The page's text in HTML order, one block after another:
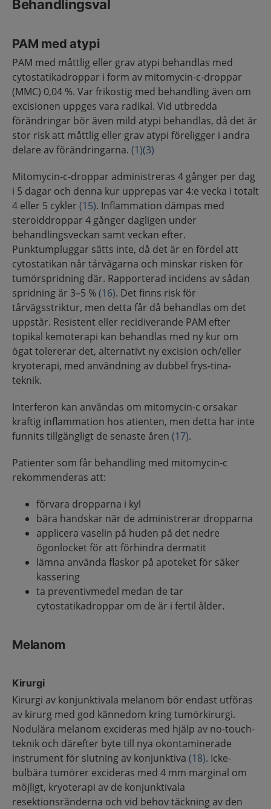
Behandlingsval
PAM med atypi
PAM med måttlig eller grav atypi behandlas med
cytostatikadroppar i form av mitomycin-c-droppar
(MMC) 0,04 %. Var frikostig med behandling även om
excisionen uppges vara radikal. Vid utbredda
förändringar bör även mild atypi behandlas, då det är
stor risk att måttlig eller grav atypi föreligger i andra
delare av förändringarna. (1)(3)
Mitomycin-c-droppar administreras 4 gånger per dag
i 5 dagar och denna kur upprepas var 4:e vecka i totalt
4 eller 5 cykler (15). Inflammation dämpas med
steroiddroppar 4 gånger dagligen under
behandlingsveckan samt veckan efter.
Punktumpluggar sätts inte, då det är en fördel att
cytostatikan når tårvägarna och minskar risken för
tumörspridning där. Rapporterad incidens av sådan
spridning är 3–5 %(16). Det finns risk för
tårvägsstriktur, men detta får då behandlas om det
uppstår. Resistent eller recidiverande PAM efter
topikal kemoterapi kan behandlas med ny kur om
ögat tolererar det, alternativt ny excision och/eller
kryoterapi, med användning av dubbel frys-tina-
teknik.
Interferon kan användas om mitomycin-c orsakar
kraftig inflammation hos atienten, men detta har inte
funnits tillgängligt de senaste åren (17).
Patienter som får behandling med mitomycin-c
rekommenderas att:
förvara dropparna i kyl
bära handskar när de administrerar dropparna
applicera vaselin på huden på det nedre
ögonlocket för att förhindra dermatit
lämna använda flaskor på apoteket för säker
kassering
ta preventivmedel medan de tar
cytostatikadroppar om de är i fertil ålder.
Melanom
Kirurgi
Kirurgi av konjunktivala melanom bör endast utföras
av kirurg med god kännedom kring tumörkirurgi.
Nodulära melanom excideras med hjälp av no-touch-
teknik och därefter byte till nya okontaminerade
instrument för slutning av konjunktiva (18). Icke-
bulbära tumörer excideras med 4 mm marginal om
möjligt, kryoterapi av de konjunktivala
resektionsränderna och vid behov täckning av den